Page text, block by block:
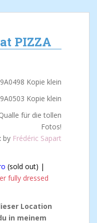
PIZZA
für die tollen
Fotos!
by Frédéric Sapart
(sold out) |
fully dressed
Location
in meinem